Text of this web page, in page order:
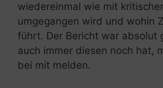
wiedereinmal wie mit
umgegangen wird und wohin
führt. Der Bericht war absolut
auch immer diesen noch hat,
bei mit melden.